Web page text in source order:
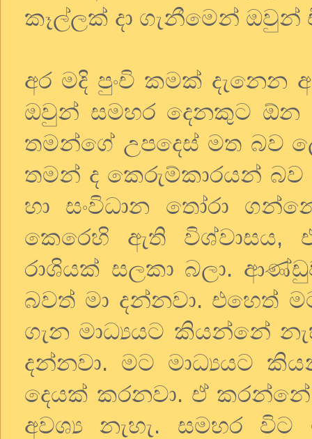
කෑල්ලක් දා ගැනීමෙන් ඔවුන්
අර මදි පුංචි කමක්
ඔවුන් සමහර දෙනකුට ඕන
තමන්ගේ උපදෙස් මත බව
තමන් ද කෙරුම්කාරයන්
හා සංවිධාන තෝරා
කෙරෙහි ඇති විශ්වාසය,
රාශියක් සලකා බලා.
බවත් මා දන්නවා. එහෙත්
ගැන මාධ්‍යයට කියන්නේ
දන්නවා. මට මාධ්‍යයට
දෙයක් කරනවා. ඒ කරන්නේ
අවශ්‍ය නැහැ. සමහර විට